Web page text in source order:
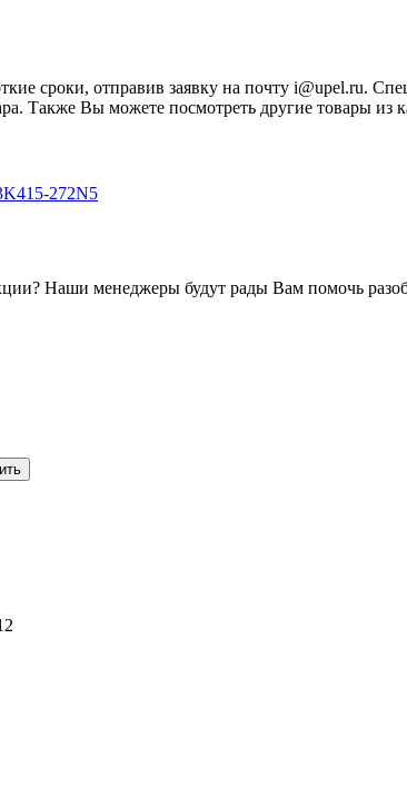
сроки, отправив заявку на почту i@upel.ru.
Также Вы можете посмотреть другие товары из
272N5
Наши менеджеры будут рады Вам помочь